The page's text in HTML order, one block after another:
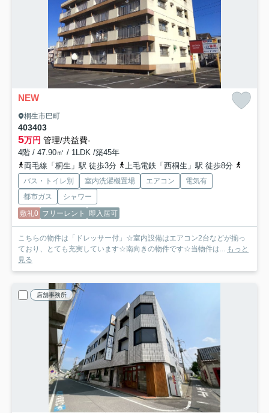
NEW
桐生市巴町
403403
5万円 管理/共益費-
4階 / 47.90㎡ / 1LDK /築45年
両毛線「桐生」駅 徒歩3分
上毛電鉄「西桐生」駅 徒歩8分
バス・トイレ別 室内洗濯機置場 エアコン
電気有
都市ガス
シャワー
敷礼0 フリーレント 即入居可
こちらの物件は「ドレッサー付」☆室内設備はエアコン2台などが揃っ
ており、とても充実しています☆南向きの物件です☆当物件は... もっと
見る
店舗事務所